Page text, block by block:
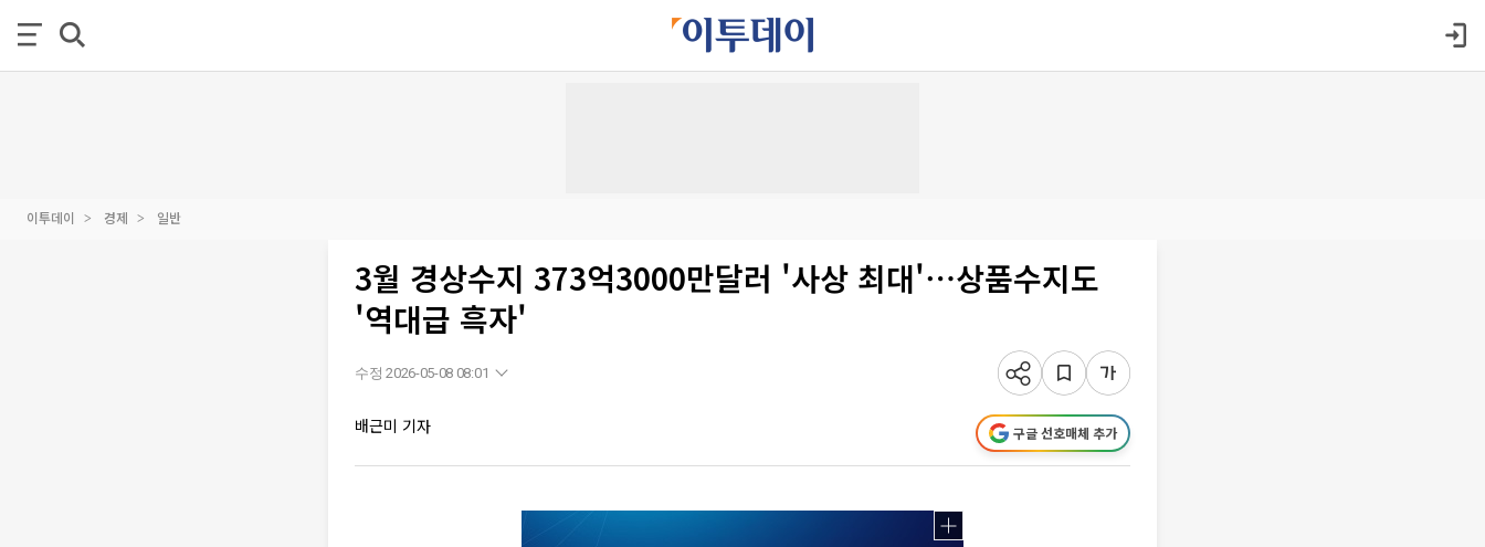
이투데이 경제 일반
3월 경상수지 373억3000만달러 '사상 최대'⋯상품수지도
'역대급 흑자'
수정 2026-05-08 08:01
배근미 기자 구글 선호매체 추가